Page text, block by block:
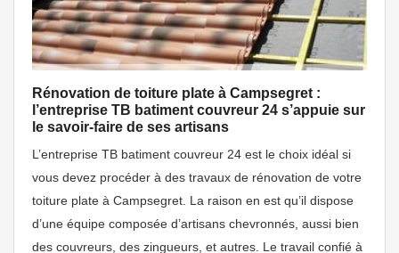
Rénovation de toiture plate à Campsegret :
l’entreprise TB batiment couvreur 24 s’appuie sur
le savoir-faire de ses artisans
L’entreprise TB batiment couvreur 24 est le choix idéal si
vous devez procéder à des travaux de rénovation de votre
toiture plate à Campsegret. La raison en est qu’il dispose
d’une équipe composée d’artisans chevronnés, aussi bien
des couvreurs, des zingueurs, et autres. Le travail confié à